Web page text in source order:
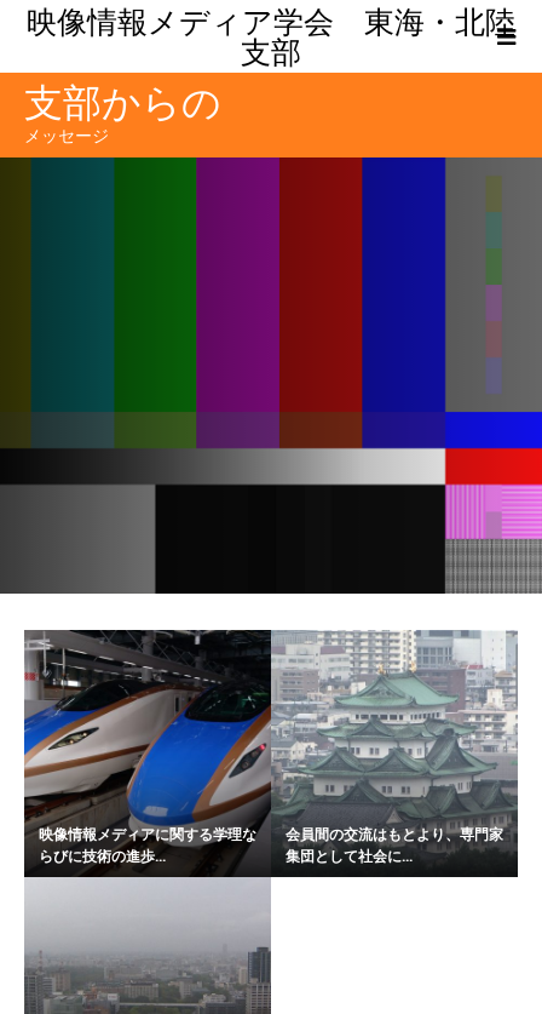
映像情報メディア学会 東海・北陸
支部
支部からの
メッセージ
映像情報メディアに関する学理な
らびに技術の進歩...
会員間の交流はもとより、専門家
集団として社会に...